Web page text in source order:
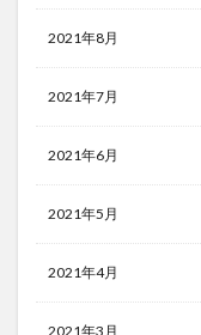
2021年8月
2021年7月
2021年6月
2021年5月
2021年4月
2021年3月